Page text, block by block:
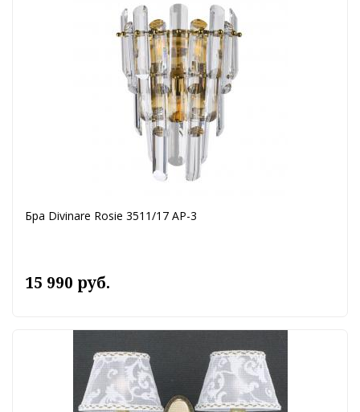
Бра Divinare Rosie 3511/17 AP-3
15 990 руб.